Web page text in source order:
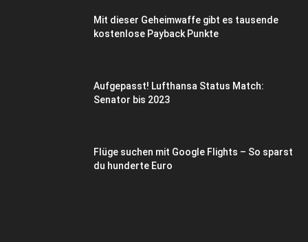
Mit dieser Geheimwaffe gibt es tausende
kostenlose Payback Punkte
Aufgepasst! Lufthansa Status Match:
Senator bis 2023
Flüge suchen mit Google Flights – So sparst
du hunderte Euro